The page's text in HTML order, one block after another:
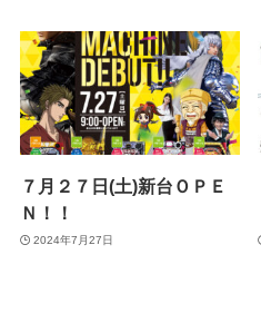
７月２７日(土)新台ＯＰＥ
Ｎ！！
2024年7月27日